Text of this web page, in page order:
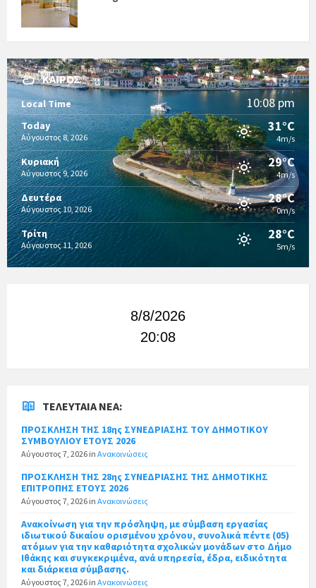
ΚΑΙΡΌΣ
Local Time 10:08 pm
Today
Αύγουστος 8, 2026
31°C
4m/s
Κυριακή
Αύγουστος 9, 2026
29°C
4m/s
Δευτέρα
Αύγουστος 10, 2026
28°C
0m/s
Τρίτη
Αύγουστος 11, 2026
28°C
5m/s
8/8/2026
20:08
ΤΕΛΕΥΤΑΊΑ ΝΈΑ:
ΠΡΟΣΚΛΗΣΗ ΤΗΣ 18ης ΣΥΝΕΔΡΙΑΣΗΣ ΤΟΥ ΔΗΜΟΤΙΚΟΥ
ΣΥΜΒΟΥΛΙΟΥ ΕΤΟΥΣ 2026
Αύγουστος 7, 2026 in Ανακοινώσεις
ΠΡΟΣΚΛΗΣΗ ΤΗΣ 28ης ΣΥΝΕΔΡΙΑΣΗΣ ΤΗΣ ΔΗΜΟΤΙΚΗΣ
ΕΠΙΤΡΟΠΗΣ ΕΤΟΥΣ 2026
Αύγουστος 7, 2026 in Ανακοινώσεις
Ανακοίνωση για την πρόσληψη, με σύμβαση εργασίας
ιδιωτικού δικαίου ορισμένου χρόνου, συνολικά πέντε (05)
ατόμων για την καθαριότητα σχολικών μονάδων στο Δήμο
Ιθάκης και συγκεκριμένα, ανά υπηρεσία, έδρα, ειδικότητα
και διάρκεια σύμβασης.
Αύγουστος 7, 2026 in Ανακοινώσεις